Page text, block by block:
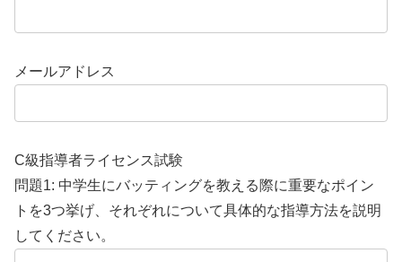
メールアドレス
C級指導者ライセンス試験
問題1: 中学生にバッティングを教える際に重要なポイン
トを3つ挙げ、それぞれについて具体的な指導方法を説明
してください。